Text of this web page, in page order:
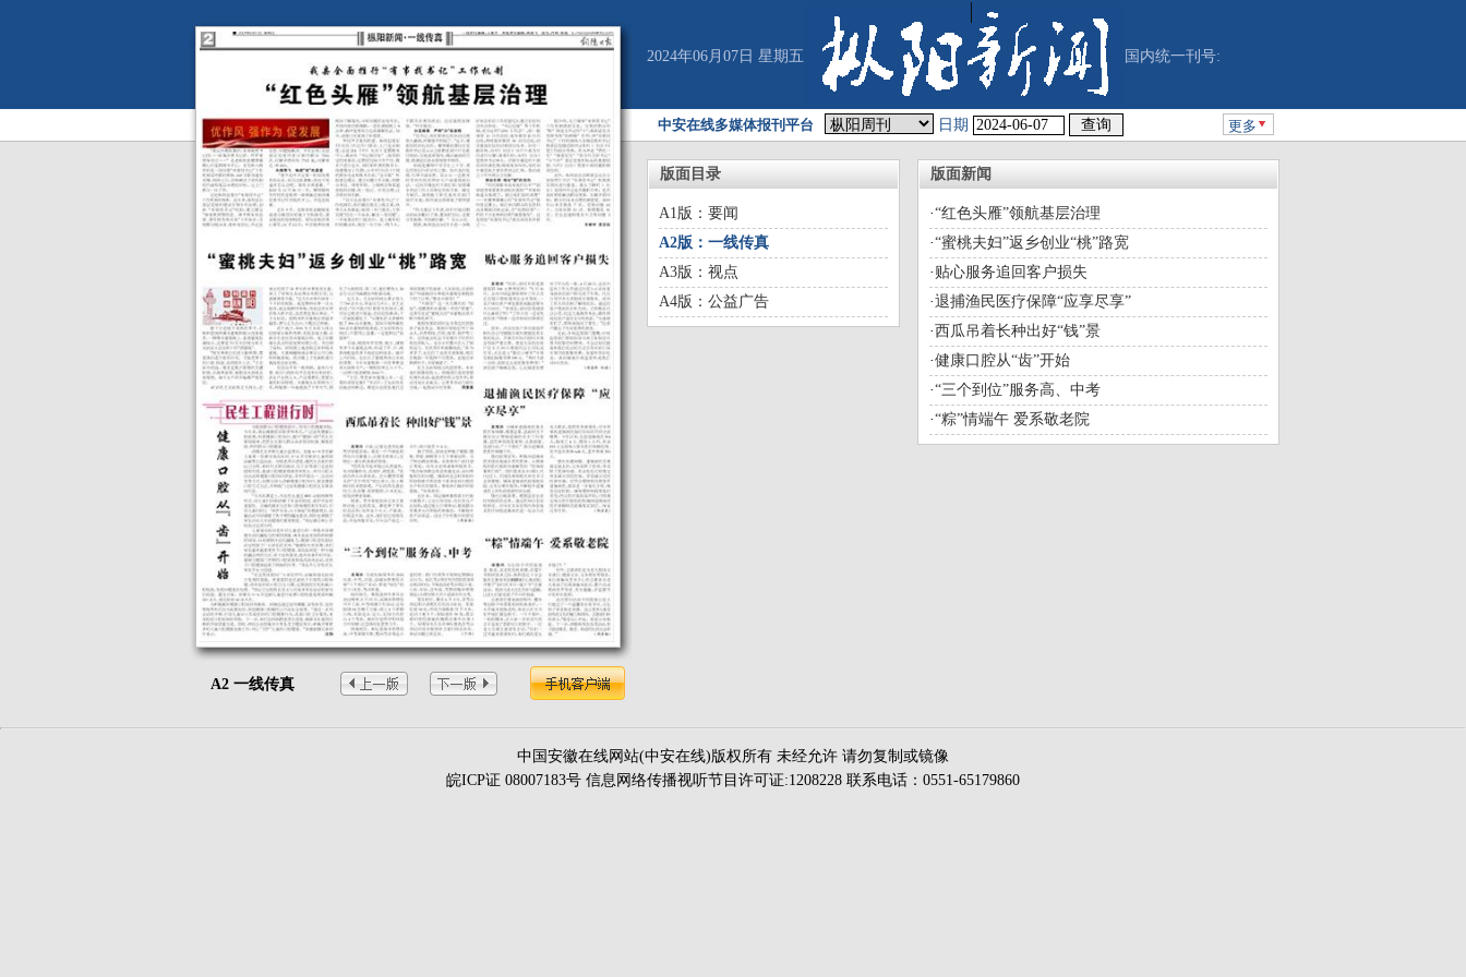
A2 一线传真
2024年06月07日 星期五 国内统一刊号:
中安在线多媒体报刊平台 日期 更多
版面目录
A1版：要闻
A2版：一线传真
A3版：视点
A4版：公益广告
版面新闻
·“红色头雁”领航基层治理
·“蜜桃夫妇”返乡创业“桃”路宽
· 贴心服务追回客户损失
·退捕渔民医疗保障“应享尽享”
·西瓜吊着长种出好“钱”景
·健康口腔从“齿”开始
·“三个到位”服务高、中考
·“粽”情端午 爱系敬老院
中国安徽在线网站(中安在线)版权所有 未经允许 请勿复制或镜像
皖ICP证 08007183号 信息网络传播视听节目许可证:1208228 联系电话：0551-65179860